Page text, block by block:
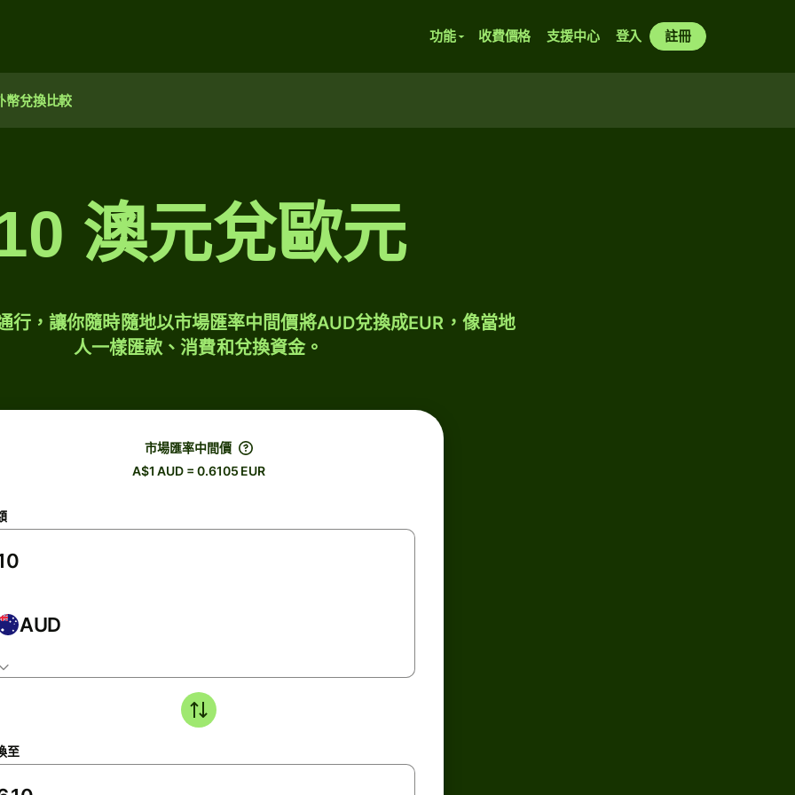
功能 收費價格 支援中心 登入 註冊
幣兌換比較
澳元兌歐元
行，讓你隨時隨地以市場匯率中間價將AUD兌換成EUR，像當地
人一樣匯款、消費和兌換資金。
市場匯率中間價
A$1 AUD = 0.6105 EUR
AUD
至